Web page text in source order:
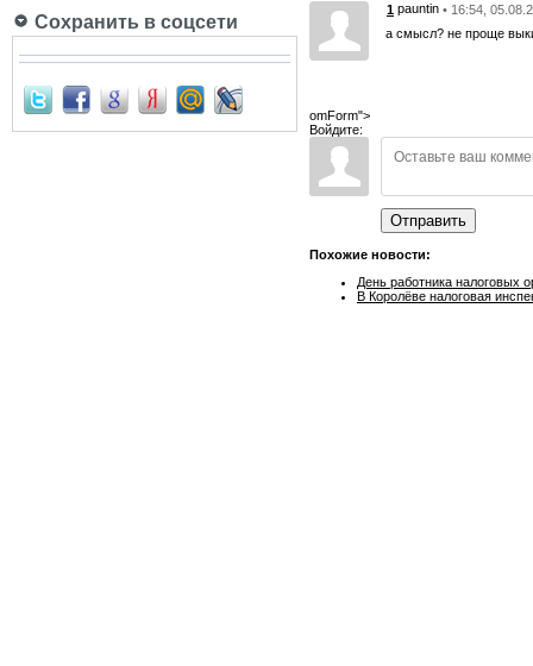
Сохранить в соцсети
1 pauntin • 16:54,
а смысл? не проще
omForm">
Войдите:
Отправить
Похожие новости:
День работника налоговых
В Королёве налоговая